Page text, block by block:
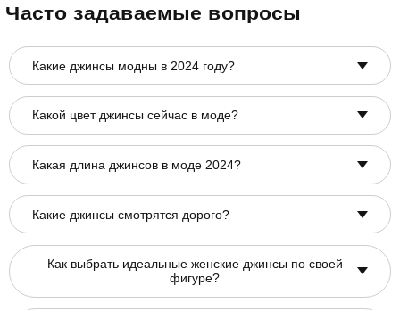
Часто задаваемые вопросы
Какие джинсы модны в 2024 году?
Какой цвет джинсы сейчас в моде?
Какая длина джинсов в моде 2024?
Какие джинсы смотрятся дорого?
Как выбрать идеальные женские джинсы по своей
фигуре?